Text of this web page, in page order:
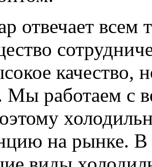
отвечает всем
качество,
Мы работаем с
на рынке. В